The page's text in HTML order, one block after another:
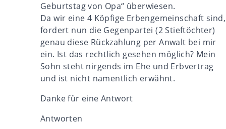
Geburtstag von Opa“ überwiesen.
Da wir eine 4 Köpfige Erbengemeinschaft sind,
fordert nun die Gegenpartei (2 Stieftöchter)
genau diese Rückzahlung per Anwalt bei mir
ein. Ist das rechtlich gesehen möglich? Mein
Sohn steht nirgends im Ehe und Erbvertrag
und ist nicht namentlich erwähnt.
Danke für eine Antwort
Antworten